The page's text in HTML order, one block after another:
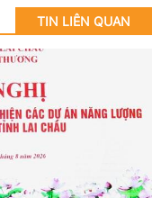
TIN LIÊN QUAN